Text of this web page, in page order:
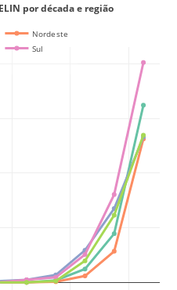
Nordeste
Sul
por década e região